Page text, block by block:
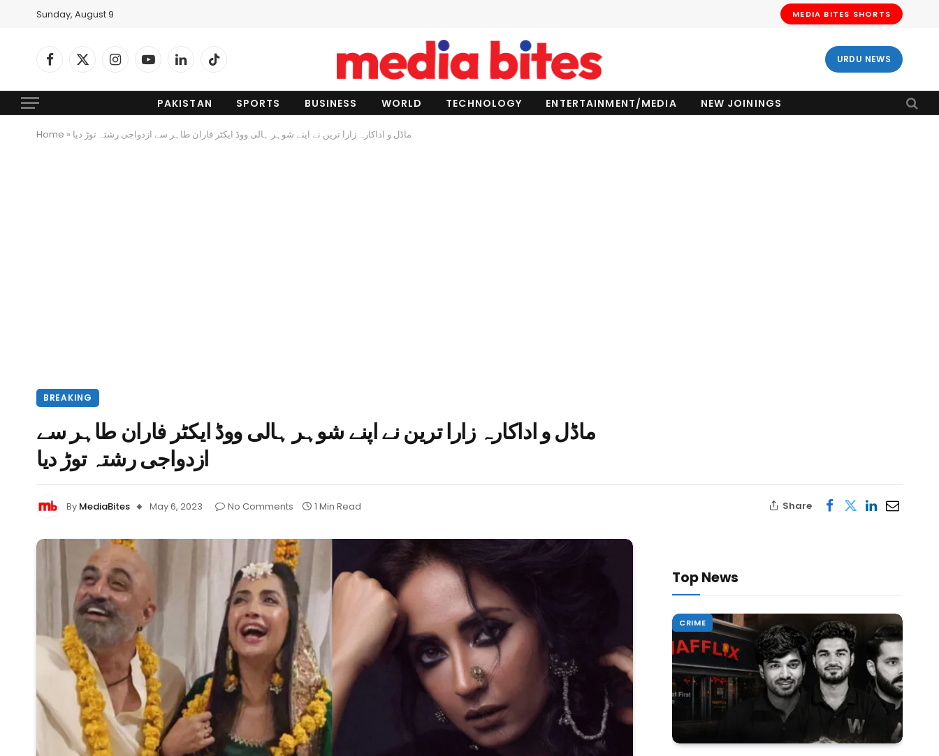
Sunday, August 9 MEDIA BITES SHORTS
Facebook
X
InstagramYouTubeLinkedInTikTok URDU NEWS
PAKISTAN SPORTS BUSINESS WORLD TECHNOLOGY ENTERTAINMENT/MEDIA NEW JOININGS
Home » ماڈل و اداکارہ زارا ترین نے اپنے شوہر ہالی ووڈ ایکٹر فاران طاہر سے ازدواجی رشتہ توڑ دیا
BREAKING
ماڈل و اداکارہ زارا ترین نے اپنے شوہر ہالی ووڈ ایکٹر فاران طاہر سے
ازدواجی رشتہ توڑ دیا
By MediaBites May 6, 2023 No Comments 1 Min Read Share
Top News
CRIME